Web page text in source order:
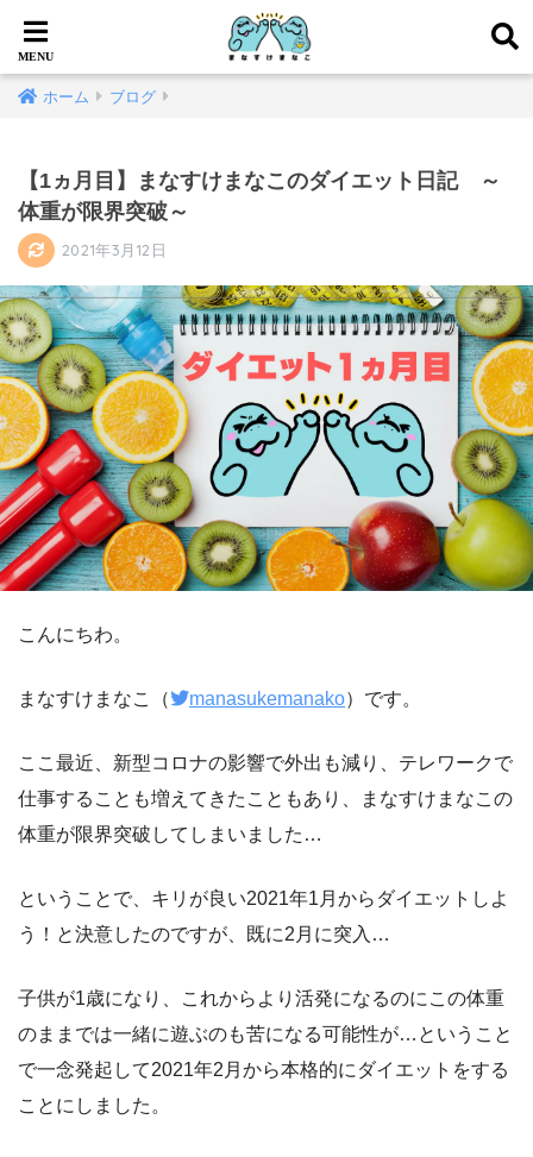
ホーム ブログ
【1ヵ月目】まなすけまなこのダイエット日記 ～
体重が限界突破～
2021年3月12日
こんにちわ。
まなすけまなこ（ manasukemanako）です。
ここ最近、新型コロナの影響で外出も減り、テレワークで
仕事することも増えてきたこともあり、まなすけまなこの
体重が限界突破してしまいました…
ということで、キリが良い2021年1月からダイエットしよ
う！と決意したのですが、既に2月に突入…
子供が1歳になり、これからより活発になるのにこの体重
のままでは一緒に遊ぶのも苦になる可能性が…ということ
で一念発起して2021年2月から本格的にダイエットをする
ことにしました。